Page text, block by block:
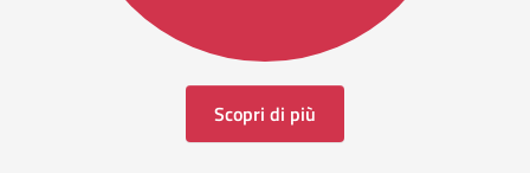
Scopri di più